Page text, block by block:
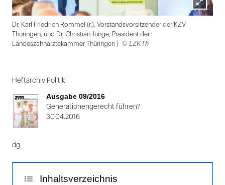
Lightbox
Dr. Karl Friedrich Rommel (r.), Vorstandsvorsitzender der KZV
Thüringen, und Dr. Christian Junge, Präsident der
Landeszahnärztekammer Thüringen |
© LZKTh
1
von
2:
Dr.
Friedrich
Rommel
Heftarchiv Politik
Ausgabe 09/2016
Generationengerecht führen?
30.04.2016
dg
Inhaltsverzeichnis